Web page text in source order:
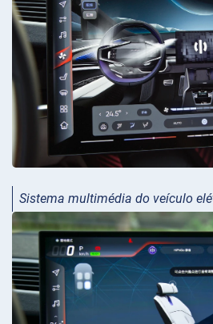
Sistema multimédia do veículo